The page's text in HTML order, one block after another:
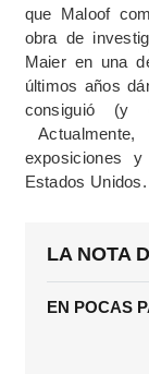
que Maloof
obra de
Maier en una
últimos años
consiguió (y
Actualmente,
exposiciones
Estados Unidos.
LA NOTA
EN POCAS